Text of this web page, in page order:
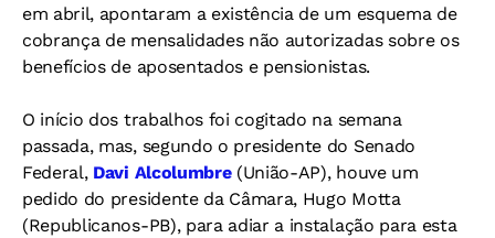
em abril, apontaram a existência de um esquema de
cobrança de mensalidades não autorizadas sobre os
benefícios de aposentados e pensionistas.
O início dos trabalhos foi cogitado na semana
passada, mas, segundo o presidente do Senado
Federal, Davi Alcolumbre(União-AP), houve um
pedido do presidente da Câmara, Hugo Motta
(Republicanos-PB), para adiar a instalação para esta